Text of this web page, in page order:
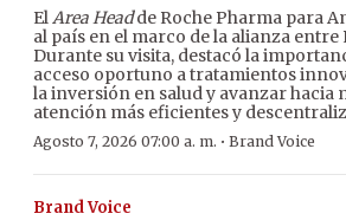
ElArea Headde Roche Pharma para
al país en el marco de la alianza entre
Durante su visita, destacó la
acceso oportuno a tratamientos
la inversión en salud y avanzar hacia
atención más eficientes y
Agosto 7, 2026 07:00 a. m. · Brand Voice
Brand Voice